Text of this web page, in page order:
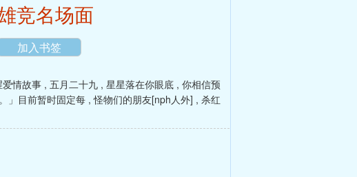
竞名场面
加入书签
情故事 , 五月二十九 , 星星落在你眼底 , 你相信预
」目前暂时固定每 ,怪物们的朋友[nph人外] , 杀红